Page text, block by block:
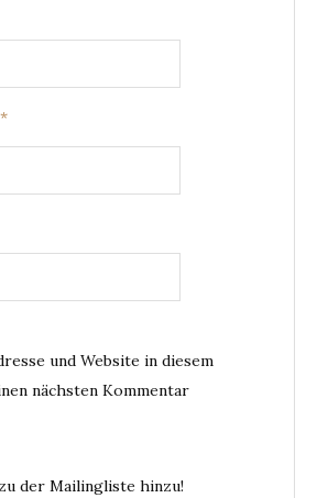
*
und Website in diesem
nächsten Kommentar
der Mailingliste hinzu!